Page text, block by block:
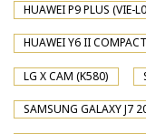
HUAWEI P9 PLUS (VIE-
HUAWEI Y6 II COMPACT
LG X CAM (K580)
SAMSUNG GALAXY J7